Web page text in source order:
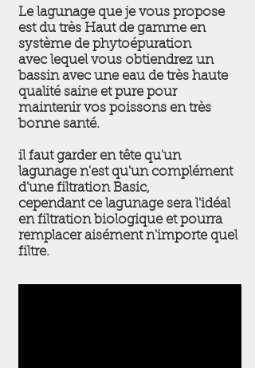
Le lagunage que je vous propose
est du très Haut de gamme en
système de phytoépuration
avec lequel vous obtiendrez un
bassin avec une eau de très haute
qualité saine et pure pour
maintenir vos poissons en très
bonne santé.
il faut garder en tête qu'un
lagunage n'est qu'un complément
d'une filtration Basic,
cependant ce lagunage sera l'idéal
en filtration biologique et pourra
remplacer aisément n'importe quel
filtre.